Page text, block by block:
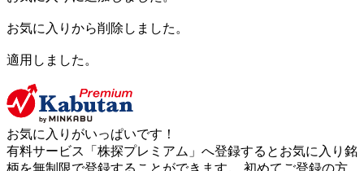
お気に入りから削除しました。
適用しました。
お気に入りがいっぱいです！
有料サービス「株探プレミアム」へ登録するとお気に入り銘
柄を無制限で登録することができます。 初めてご登録の方